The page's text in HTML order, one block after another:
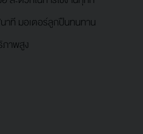
าที มอเตอร์ลูกปืนทนทาน
ภาพสูง